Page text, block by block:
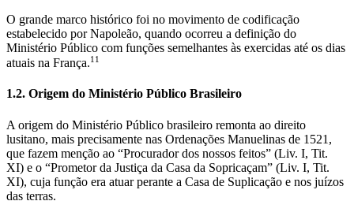
O grande marco histórico foi no movimento de codificação
estabelecido por Napoleão, quando ocorreu a definição do
Ministério Público com funções semelhantes às exercidas até os dias
atuais na França.11
1.2. Origem do Ministério Público Brasileiro
A origem do Ministério Público brasileiro remonta ao direito
lusitano, mais precisamente nas Ordenações Manuelinas de 1521,
que fazem menção ao “Procurador dos nossos feitos” (Liv. I, Tit.
XI) e o “Prometor da Justiça da Casa da Sopricaçam” (Liv. I, Tit.
XI), cuja função era atuar perante a Casa de Suplicação e nos juízos
das terras.